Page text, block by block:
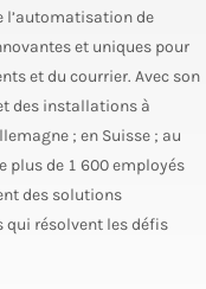
l’automatisation de
et uniques pour
et du courrier. Avec son
des installations à
; en Suisse ; au
plus de 1 600 employés
des solutions
qui résolvent les défis